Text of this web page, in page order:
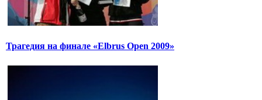
Трагедия на финале «Elbrus Open 2009»